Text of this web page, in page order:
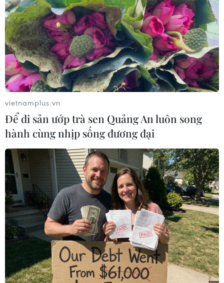
Huế: Chuyển Cơ quan điều tra vụ tài xế xe
tải đâm gãy rào chắn đường sắt
04/04/2025 06:56
Xe ôtô 75H-030.93 do ông Huỳnh Văn Quang (sinh năm
1966, trú tại quận Phú Xuân, thành phố Huế) điều khiển
đã vi phạm vượt rào chắn đường ngang khi chắn đang
dịch chuyển và làm hư hỏng rào chắn.
vietnamplus.vn
Để di sản ướp trà sen Quảng An luôn song
hành cùng nhịp sống đương đại